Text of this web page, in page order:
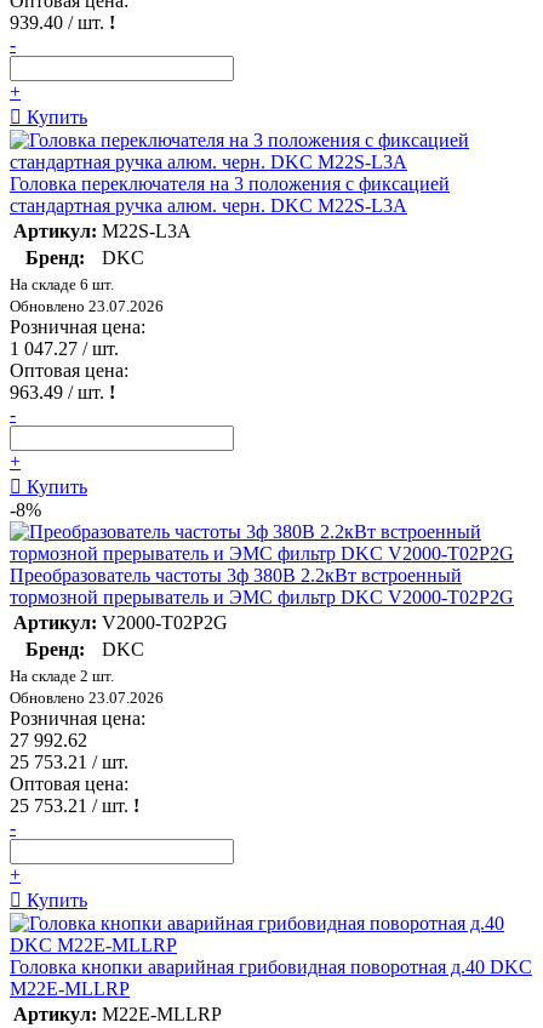
939.40 / шт. !
-
+
Купить
Головка переключателя на 3 положения с фиксацией
стандартная ручка алюм. черн. DKC M22S-L3A
Артикул: M22S-L3A
Бренд:
DKC
На складе 6 шт.
Обновлено 23.07.2026
Розничная цена:
1 047.27 / шт.
Оптовая цена:
963.49 / шт. !
-
+
Купить
-8%
Преобразователь частоты 3ф 380В 2.2кВт встроенный
тормозной прерыватель и ЭМС фильтр DKC V2000-T02P2G
Артикул: V2000-T02P2G
Бренд:
DKC
На складе 2 шт.
Обновлено 23.07.2026
Розничная цена:
27 992.62
25 753.21 / шт.
Оптовая цена:
25 753.21 / шт. !
-
+
Купить
Головка кнопки аварийная грибовидная поворотная д.40 DKC
M22E-MLLRP
Артикул: M22E-MLLRP